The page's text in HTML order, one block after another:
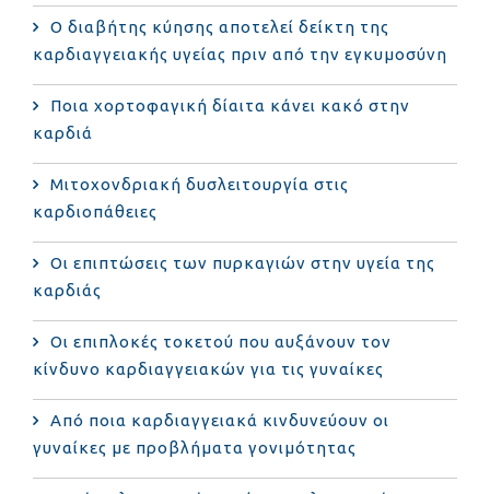
Ο διαβήτης κύησης αποτελεί δείκτη της
καρδιαγγειακής υγείας πριν από την εγκυμοσύνη
Ποια χορτοφαγική δίαιτα κάνει κακό στην
καρδιά
Μιτοχονδριακή δυσλειτουργία στις
καρδιοπάθειες
Οι επιπτώσεις των πυρκαγιών στην υγεία της
καρδιάς
Οι επιπλοκές τοκετού που αυξάνουν τον
κίνδυνο καρδιαγγειακών για τις γυναίκες
Από ποια καρδιαγγειακά κινδυνεύουν οι
γυναίκες με προβλήματα γονιμότητας